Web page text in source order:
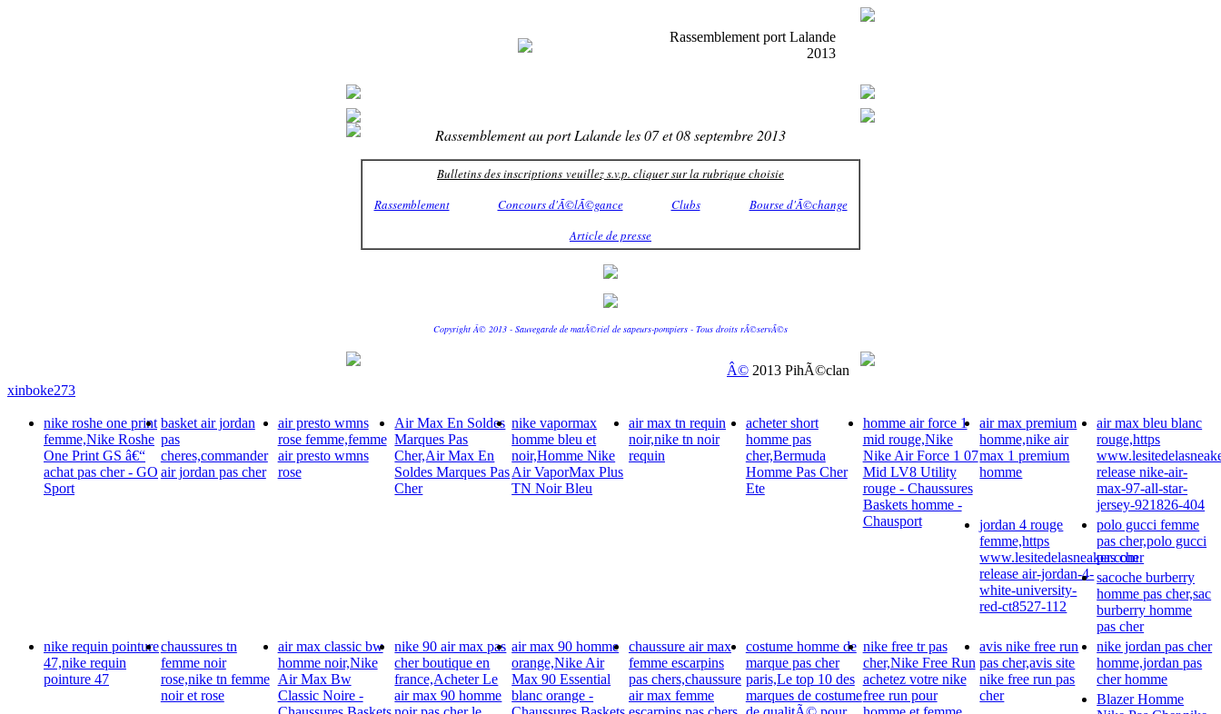
Rassemblement port Lalande
2013
Rassemblement au port Lalande les 07 et 08 septembre 2013
Bulletins des inscriptions veuillez s.v.p. cliquer sur la rubrique choisie
Rassemblement
Concours d'Ã©lÃ©gance Clubs
Bourse d'Ã©change
Article de presse
Copyright Â© 2013 - Sauvegarde de matÃ©riel de sapeurs-pompiers - Tous droits rÃ©servÃ©s
Â© 2013 PihÃ©clan
xinboke273
nike roshe one print
femme,Nike Roshe
One Print GS â€“
achat pas cher - GO
Sport
basket air jordan
pas
cheres,commander
air jordan pas cher
air presto wmns
rose femme,femme
air presto wmns
rose
Air Max En Soldes
Marques Pas
Cher,Air Max En
Soldes Marques Pas
Cher
nike vapormax
homme bleu et
noir,Homme Nike
Air VaporMax Plus
TN Noir Bleu
air max tn requin
noir,nike tn noir
requin
acheter short
homme pas
cher,Bermuda
Homme Pas Cher
Ete
homme air force 1
mid rouge,Nike
Nike Air Force 1 07
Mid LV8 Utility
rouge - Chaussures
Baskets homme -
Chausport
air max premium
homme,nike air
max 1 premium
homme
air max bleu blanc
rouge,https
release nike-air-
max-97-all-star-
jersey-921826-404
jordan 4 rouge
femme,https
www.lesitedelasneaker.com
release air-jordan-4-
white-university-
red-ct8527-112
polo gucci femme
pas cher,polo gucci
pas cher
sacoche burberry
homme pas cher,sac
burberry homme
pas cher
nike requin pointure
47,nike requin
pointure 47
chaussures tn
femme noir
rose,nike tn femme
noir et rose
air max classic bw
homme noir,Nike
Air Max Bw
Classic Noire -
nike 90 air max pas
cher boutique en
france,Acheter Le
air max 90 homme
air max 90 homme
orange,Nike Air
Max 90 Essential
blanc orange -
chaussure air max
femme escarpins
pas chers,chaussure
air max femme
costume homme de
marque pas cher
paris,Le top 10 des
marques de costume
nike free tr pas
cher,Nike Free Run
achetez votre nike
free run pour
avis nike free run
pas cher,avis site
nike free run pas
cher
nike jordan pas cher
homme,jordan pas
cher homme
Blazer Homme